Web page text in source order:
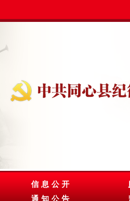
信息公开
通知公告